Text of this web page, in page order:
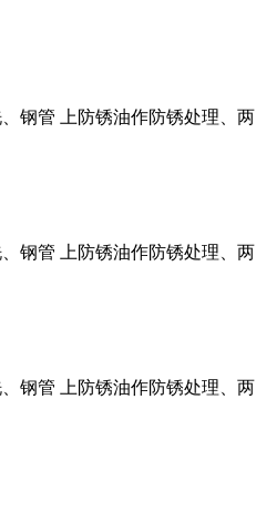
钢管 上防锈油作防锈处理、两
钢管 上防锈油作防锈处理、两
钢管 上防锈油作防锈处理、两